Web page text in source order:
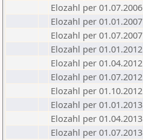
Elozahl per 01.07.2006
Elozahl per 01.01.2007
Elozahl per 01.07.2007
Elozahl per 01.01.2012
Elozahl per 01.04.2012
Elozahl per 01.07.2012
Elozahl per 01.10.2012
Elozahl per 01.01.2013
Elozahl per 01.04.2013
Elozahl per 01.07.2013